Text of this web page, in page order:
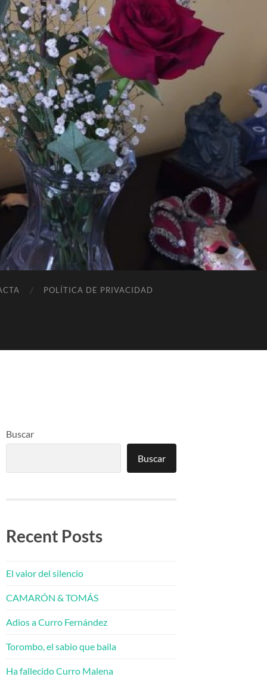
POLÍTICA DE PRIVACIDAD
Buscar
Buscar
Recent Posts
El valor del silencio
CAMARÓN & TOMÁS
Adios a Curro Fernández
Torombo, el sabio que baila
Ha fallecido Curro Malena